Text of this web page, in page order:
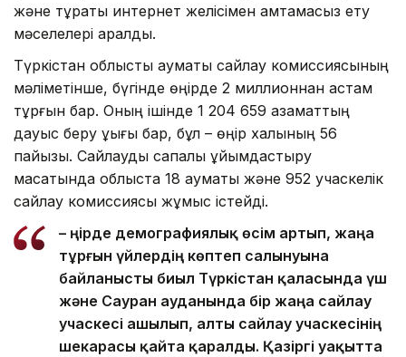
және тұрақты интернет желісімен қамтамасыз ету
мәселелері қаралды.
Түркістан облыстық аумақтық сайлау комиссиясының
мәліметінше, бүгінде өңірде 2 миллионнан астам
тұрғын бар. Оның ішінде 1 204 659 азаматтың
дауыс беру құқығы бар, бұл – өңір халқының 56
пайызы. Сайлауды сапалы ұйымдастыру
мақсатында облыста 18 аумақтық және 952 учаскелік
сайлау комиссиясы жұмыс істейді.
– Өңірде демографиялық өсім артып, жаңа
тұрғын үйлердің көптеп салынуына
байланысты биыл Түркістан қаласында үш
және Сауран ауданында бір жаңа сайлау
учаскесі ашылып, алты сайлау учаскесінің
шекарасы қайта қаралды. Қазіргі уақытта